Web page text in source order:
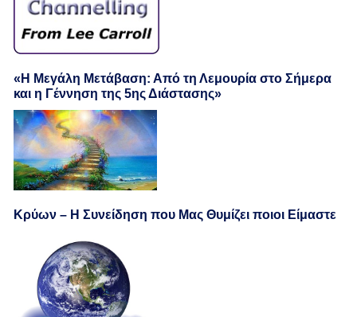
«Η Μεγάλη Μετάβαση: Από τη Λεμουρία στο Σήμερα
και η Γέννηση της 5ης Διάστασης»
Κρύων – Η Συνείδηση που Μας Θυμίζει ποιοι Είμαστε